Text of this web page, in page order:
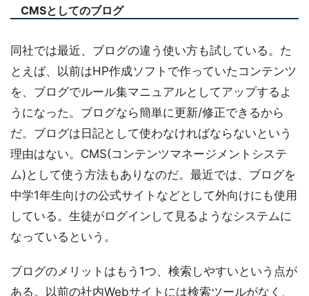
CMSとしてのブログ
同社では最近、ブログの違う使い方も試している。た
とえば、以前はHP作成ソフトで作っていたコンテンツ
を、ブログでルール集マニュアルとしてアップするよ
うになった。ブログなら簡単に更新/修正できるから
だ。ブログは日記として使わなければならないという
理由はない。CMS(コンテンツマネージメントシステ
ム)として使う方法もありなのだ。最近では、ブログを
中学1年生向けの公式サイトなどとして外向けにも使用
している。生徒がログインして見るようなシステムに
なっているという。
ブログのメリットはもう1つ、検索しやすいという点が
ある。以前の社内Webサイトには検索ツールがなく、